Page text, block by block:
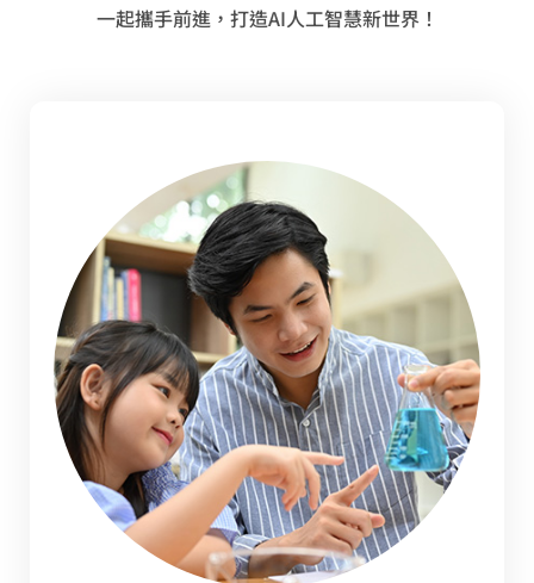
一起攜手前進，打造AI人工智慧新世界！